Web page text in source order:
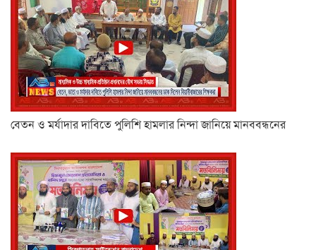
বেতন ও মর্যাদার দাবিতে পুলিশি হামলার নিন্দা জানিয়ে মানববন্ধনের